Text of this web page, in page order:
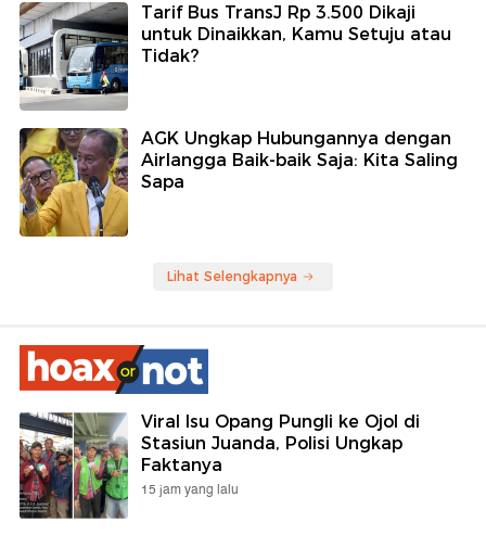
Tarif Bus TransJ Rp 3.500 Dikaji
untuk Dinaikkan, Kamu Setuju atau
Tidak?
AGK Ungkap Hubungannya dengan
Airlangga Baik-baik Saja: Kita Saling
Sapa
Lihat Selengkapnya
Viral Isu Opang Pungli ke Ojol di
Stasiun Juanda, Polisi Ungkap
Faktanya
15 jam yang lalu